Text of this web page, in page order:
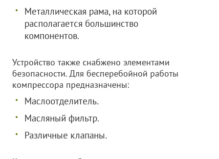
Металлическая рама, на которой
располагается большинство
компонентов.
Устройство также снабжено элементами
безопасности. Для бесперебойной работы
компрессора предназначены:
Маслоотделитель.
Масляный фильтр.
Различные клапаны.